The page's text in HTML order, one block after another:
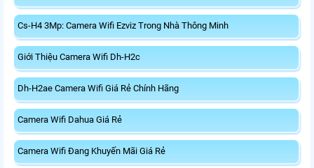
Cs-H4 3Mp: Camera Wifi Ezviz Trong Nhà Thông Minh
Giới Thiệu Camera Wifi Dh-H2c
Dh-H2ae Camera Wifi Giá Rẻ Chính Hãng
Camera Wifi Dahua Giá Rẻ
Camera Wifi Đang Khuyến Mãi Giá Rẻ